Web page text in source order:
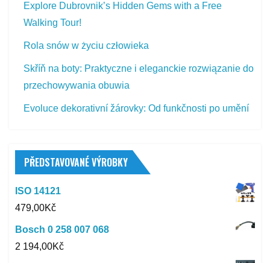
Explore Dubrovnik’s Hidden Gems with a Free
Walking Tour!
Rola snów w życiu człowieka
Skříň na boty: Praktyczne i eleganckie rozwiązanie do
przechowywania obuwia
Evoluce dekorativní žárovky: Od funkčnosti po umění
PŘEDSTAVOVANÉ VÝROBKY
ISO 14121
479,00Kč
Bosch 0 258 007 068
2 194,00Kč